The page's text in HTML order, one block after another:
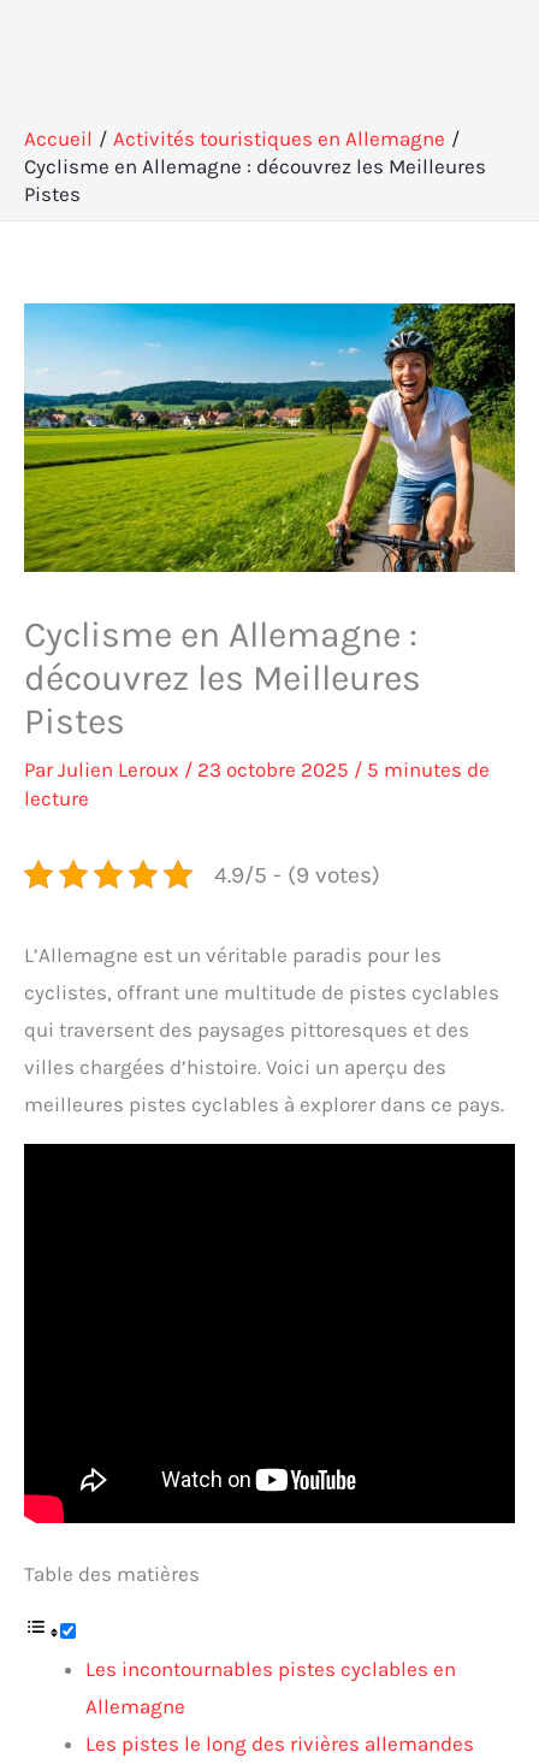
Accueil
Activités touristiques en Allemagne
Cyclisme en Allemagne : découvrez les Meilleures
Pistes
Cyclisme en Allemagne :
découvrez les Meilleures
Pistes
ParJulien Leroux / 23 octobre 2025 / 5 minutes de
lecture
4.9/5 - (9 votes)
L’Allemagne est un véritable paradis pour les
cyclistes, offrant une multitude de pistes cyclables
qui traversent des paysages pittoresques et des
villes chargées d’histoire. Voici un aperçu des
meilleures pistes cyclables à explorer dans ce pays.
Table des matières
Les incontournables pistes cyclables en
Allemagne
Les pistes le long des rivières allemandes